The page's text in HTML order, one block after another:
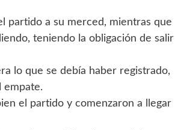
partido a su merced, mientras que
teniendo la obligación de salir
lo que se debía haber registrado,
empate.
el partido y comenzaron a llegar